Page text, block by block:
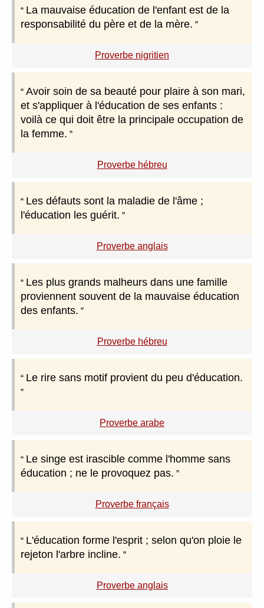
La mauvaise éducation de l'enfant est de la
responsabilité du père et de la mère.
Proverbe nigritien
Avoir soin de sa beauté pour plaire à son mari,
et s'appliquer à l'éducation de ses enfants :
voilà ce qui doit être la principale occupation de
la femme.
Proverbe hébreu
Les défauts sont la maladie de l'âme ;
l'éducation les guérit.
Proverbe anglais
Les plus grands malheurs dans une famille
proviennent souvent de la mauvaise éducation
des enfants.
Proverbe hébreu
Le rire sans motif provient du peu d'éducation.
Proverbe arabe
Le singe est irascible comme l'homme sans
éducation ; ne le provoquez pas.
Proverbe français
L'éducation forme l'esprit ; selon qu'on ploie le
rejeton l'arbre incline.
Proverbe anglais